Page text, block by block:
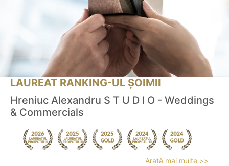
LAUREAT RANKING-UL ȘOIMII
Hreniuc Alexandru S T U D I O - Weddings
& Commercials
Arată mai multe >>